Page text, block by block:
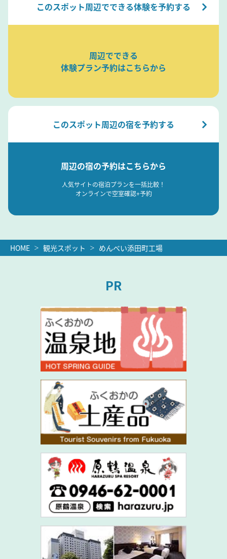
このスポット周辺でできる体験を予約する
周辺でできる
体験プラン予約はこちらから
このスポット周辺の宿を予約する
周辺の宿の予約はこちらから
人気サイトの宿泊プランを一括比較！
オンラインで空室確認+予約
HOME 観光スポット めんべい添田町工場
PR